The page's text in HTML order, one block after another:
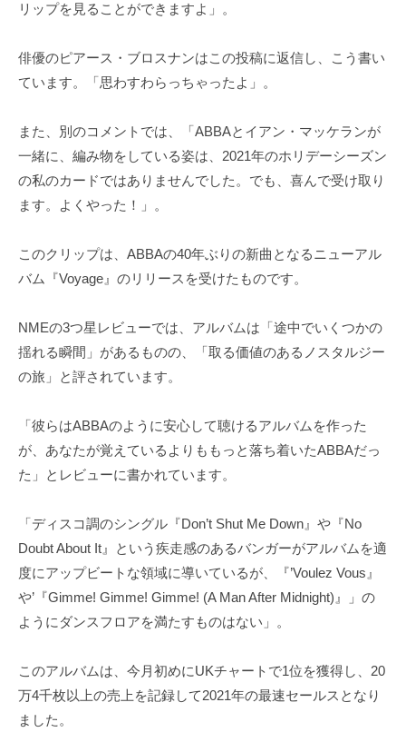
リップを見ることができますよ」。
俳優のピアース・ブロスナンはこの投稿に返信し、こう書い
ています。「思わすわらっちゃったよ」。
また、別のコメントでは、「ABBAとイアン・マッケランが
一緒に、編み物をしている姿は、2021年のホリデーシーズン
の私のカードではありませんでした。でも、喜んで受け取り
ます。よくやった！」。
このクリップは、ABBAの40年ぶりの新曲となるニューアル
バム『Voyage』のリリースを受けたものです。
NMEの3つ星レビューでは、アルバムは「途中でいくつかの
揺れる瞬間」があるものの、「取る価値のあるノスタルジー
の旅」と評されています。
「彼らはABBAのように安心して聴けるアルバムを作った
が、あなたが覚えているよりももっと落ち着いたABBAだっ
た」とレビューに書かれています。
「ディスコ調のシングル『Don’t Shut Me Down』や『No
Doubt About It』という疾走感のあるバンガーがアルバムを適
度にアップビートな領域に導いているが、『’Voulez Vous』
や’『Gimme! Gimme! Gimme! (A Man After Midnight)』」の
ようにダンスフロアを満たすものはない」。
このアルバムは、今月初めにUKチャートで1位を獲得し、20
万4千枚以上の売上を記録して2021年の最速セールスとなり
ました。